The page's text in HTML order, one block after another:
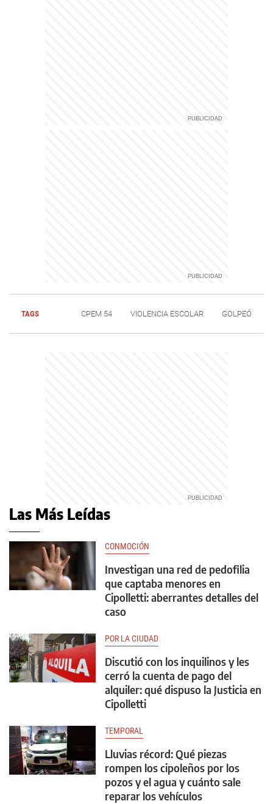
TAGS CPEM 54 VIOLENCIA ESCOLAR GOLPEÓ
Las Más Leídas
CONMOCIÓN
Investigan una red de pedofilia
que captaba menores en
Cipolletti: aberrantes detalles del
caso
POR LA CIUDAD
Discutió con los inquilinos y les
cerró la cuenta de pago del
alquiler: qué dispuso la Justicia en
Cipolletti
TEMPORAL
Lluvias récord: Qué piezas
rompen los cipoleños por los
pozos y el agua y cuánto sale
reparar los vehículos